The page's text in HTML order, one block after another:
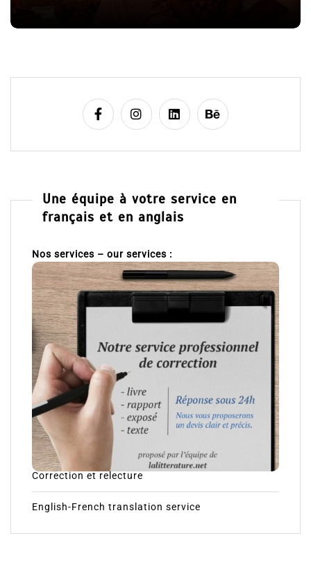
Une équipe à votre service en
français et en anglais
Nos services – our services :
Correction et relecture
English-French translation service